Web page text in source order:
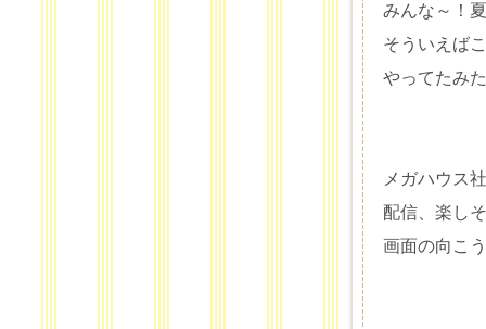
みんな～！
そういえば
やってたみ
メガハウス
配信、楽し
画面の向こ